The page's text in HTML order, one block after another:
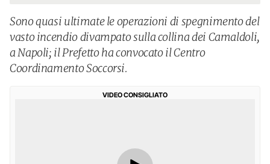
Sono quasi ultimate le operazioni di spegnimento del
vasto incendio divampato sulla collina dei Camaldoli,
a Napoli; il Prefetto ha convocato il Centro
Coordinamento Soccorsi.
VIDEO CONSIGLIATO